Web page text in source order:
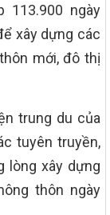
113.900 ngày
xây dựng các
mới, đô thị
trung du của
tuyên truyền,
lòng xây dựng
thôn ngày